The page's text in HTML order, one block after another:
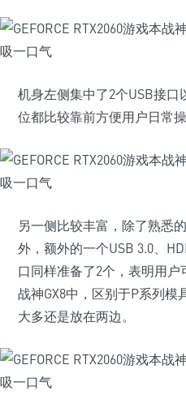
机身左侧集中了2个USB接
位都比较靠前方便用户日常操
另一侧比较丰富，除了熟悉
外，额外的一个USB 3.0、
口同样准备了2个，表明用
战神GX8中，区别于P系列
大多还是放在两边。